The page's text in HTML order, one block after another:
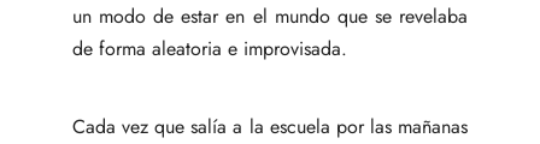
un modo de estar en el mundo que se revelaba
de forma aleatoria e improvisada.
Cada vez que salía a la escuela por las mañanas